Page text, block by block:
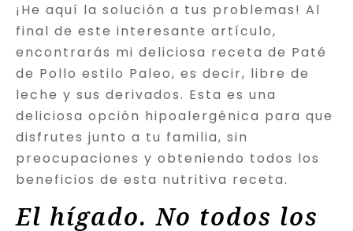
¡He aquí la solución a tus problemas! Al
final de este interesante artículo,
encontrarás mi deliciosa receta de Paté
de Pollo estilo Paleo, es decir, libre de
leche y sus derivados. Esta es una
deliciosa opción hipoalergénica para que
disfrutes junto a tu familia, sin
preocupaciones y obteniendo todos los
beneficios de esta nutritiva receta.
El hígado. No todos los